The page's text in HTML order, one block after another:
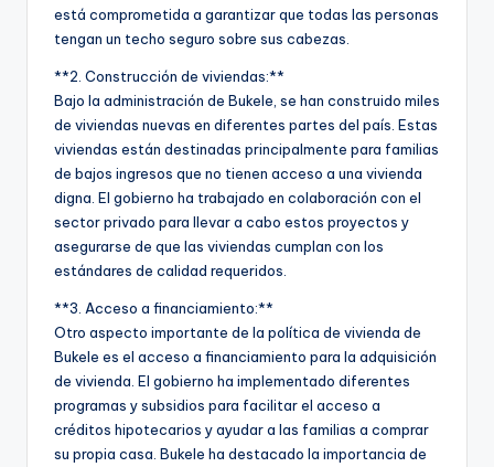
está comprometida a garantizar que todas las personas
tengan un techo seguro sobre sus cabezas.
**2. Construcción de viviendas:**
Bajo la administración de Bukele, se han construido miles
de viviendas nuevas en diferentes partes del país. Estas
viviendas están destinadas principalmente para familias
de bajos ingresos que no tienen acceso a una vivienda
digna. El gobierno ha trabajado en colaboración con el
sector privado para llevar a cabo estos proyectos y
asegurarse de que las viviendas cumplan con los
estándares de calidad requeridos.
**3. Acceso a financiamiento:**
Otro aspecto importante de la política de vivienda de
Bukele es el acceso a financiamiento para la adquisición
de vivienda. El gobierno ha implementado diferentes
programas y subsidios para facilitar el acceso a
créditos hipotecarios y ayudar a las familias a comprar
su propia casa. Bukele ha destacado la importancia de